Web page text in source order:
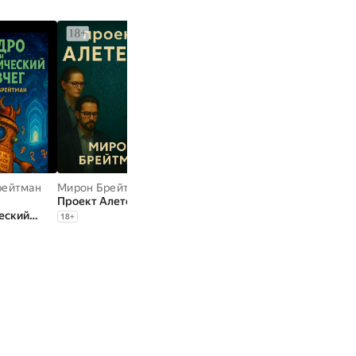
Мирон Брейтман
Проект Алетейя
18+